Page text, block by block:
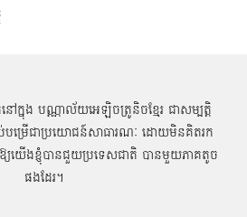
ក្នុង បណ្ណាល័យអេឡិចត្រូនិចខ្មែរ ជាសម្បតិ្ត
ប់បម្រើជាប្រយោជន៍សាធារណៈ ដោយមិនគិតរក
យយើងខ្ញុំបានជួយប្រទេសជាតិ បានមួយភាគតូច
ផងដែរ។